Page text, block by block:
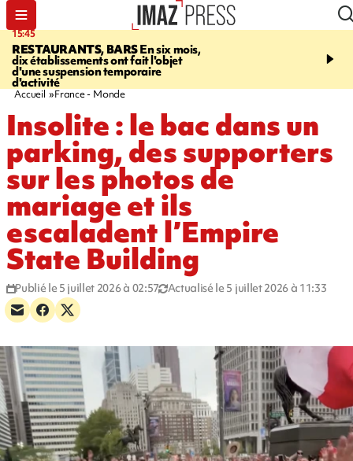
15:45
RESTAURANTS, BARSEn six mois,
dix établissements ont fait l'objet
d'une suspension temporaire
d'activité
17:17
Angeles, un homme vit
Accueil France - Monde
Insolite : le bac dans un
parking, des supporters
sur les photos de
mariage et ils
escaladent l’Empire
State Building
Publié le 5 juillet 2026 à 02:57 Actualisé le 5 juillet 2026 à 11:33